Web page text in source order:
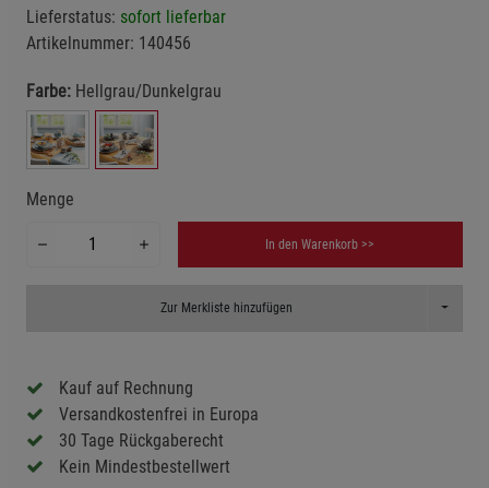
Lieferstatus: sofort lieferbar
Artikelnummer: 140456
Farbe: Hellgrau/Dunkelgrau
Menge
In den Warenkorb >>
Zur Merkliste hinzufügen Toggle
Kauf auf Rechnung
Versandkostenfrei in Europa
30 Tage Rückgaberecht
Kein Mindestbestellwert